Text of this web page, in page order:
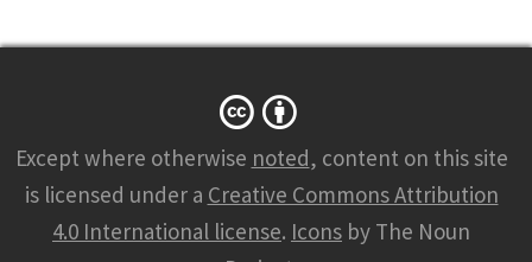
Except where otherwise noted, content on this site
is licensed under a Creative Commons Attribution
4.0 International license. Icons by The Noun